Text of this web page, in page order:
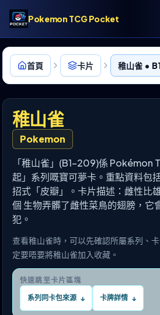
Pokemon TCG Pocket
首頁 卡片 稚山雀 •
稚山雀
Pokemon
「稚山雀」(B1-209)係 Pokémon
起」系列嘅寶可夢卡。重點資料包
招式「皮瓣」。卡片描述：雌性比
個 生物弄髒了雌性菜鳥的翅膀，它
犯。
查看稚山雀時，可以先確認所屬系列、
定要唔要將稚山雀加入收藏。
快速跳至卡片區塊
系列同卡包來源 ↓ 卡牌詳情 ↓